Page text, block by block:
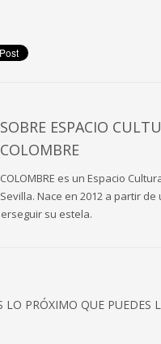
SOBRE ESPACIO
COLOMBRE
COLOMBRE es un Espacio
Sevilla. Nace en 2012 a partir
su estela.
LO PRÓXIMO QUE PUEDES